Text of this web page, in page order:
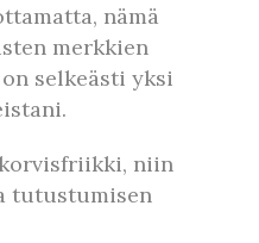
nämä
merkkien
selkeästi yksi
niin
tutustumisen